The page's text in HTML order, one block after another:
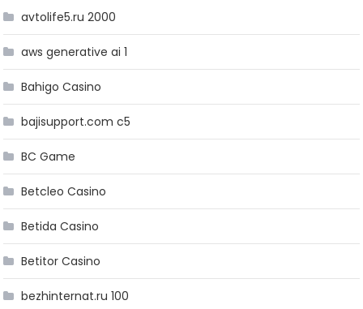
avtolife5.ru 2000
aws generative ai 1
Bahigo Casino
bajisupport.com c5
BC Game
Betcleo Casino
Betida Casino
Betitor Casino
bezhinternat.ru 100